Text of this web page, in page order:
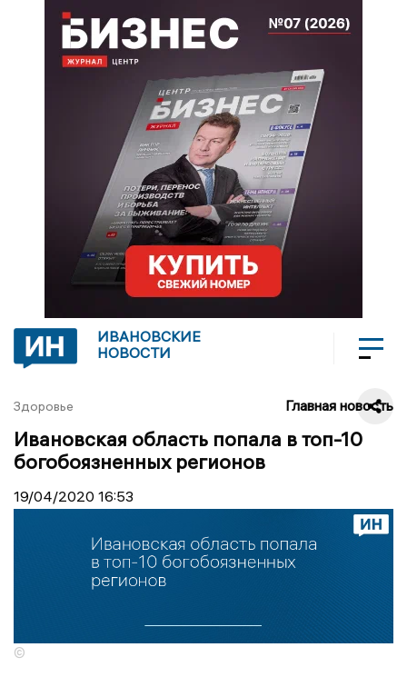
ИВАНОВСКИЕ
НОВОСТИ
Здоровье Главная новость
Ивановская область попала в топ-10
богобоязненных регионов
19/04/2020 16:53
©